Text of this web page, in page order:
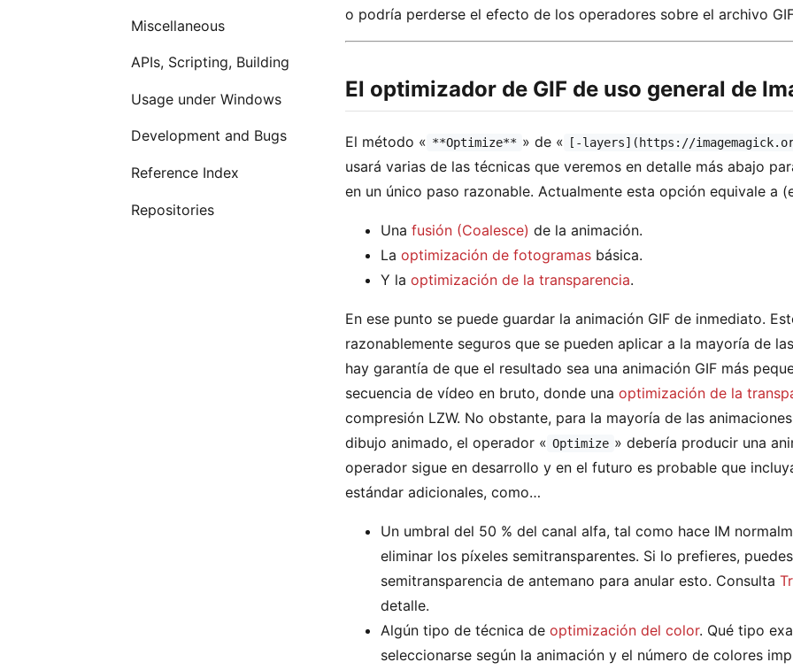
Miscellaneous
APIs, Scripting, Building
Usage under Windows
Development and Bugs
Reference Index
Repositories
o podría perderse el efecto de los operadores sobre el archivo
El optimizador de GIF de uso general de
El método « **Optimize** » de « [-layers](https://
usará varias de las técnicas que veremos en detalle más abajo
en un único paso razonable. Actualmente esta opción equivale a
Una fusión (Coalesce) de la animación.
La optimización de fotogramas básica.
Y la optimización de la transparencia.
En ese punto se puede guardar la animación GIF de inmediato.
razonablemente seguros que se pueden aplicar a la mayoría de
hay garantía de que el resultado sea una animación GIF más
secuencia de vídeo en bruto, donde una optimización de la
compresión LZW. No obstante, para la mayoría de las
dibujo animado, el operador « Optimize » debería producir una
operador sigue en desarrollo y en el futuro es probable que
estándar adicionales, como…
Un umbral del 50 % del canal alfa, tal como hace IM
eliminar los píxeles semitransparentes. Si lo prefieres,
semitransparencia de antemano para anular esto. Consulta
detalle.
Algún tipo de técnica de optimización del color. Qué tipo
seleccionarse según la animación y el número de colores